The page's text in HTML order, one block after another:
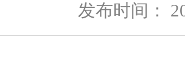
发布时间：